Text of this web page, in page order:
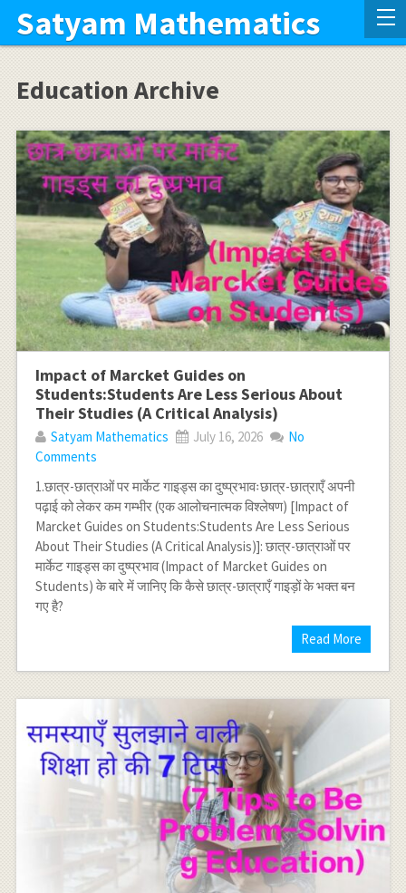
Satyam Mathematics
Education Archive
Impact of Marcket Guides on
Students:Students Are Less Serious About
Their Studies (A Critical Analysis)
Satyam Mathematics July 16, 2026
No
Comments
1.छात्र-छात्राओं पर मार्केट गाइड्स का दुष्प्रभावःछात्र-छात्राएँ अपनी
पढ़ाई को लेकर कम गम्भीर (एक आलोचनात्मक विश्लेषण) [Impact of
Marcket Guides on Students:Students Are Less Serious
About Their Studies (A Critical Analysis)]: छात्र-छात्राओं पर
मार्केट गाइड्स का दुष्प्रभाव (Impact of Marcket Guides on
Students) के बारे में जानिए कि कैसे छात्र-छात्राएँ गाइड़ों के भक्त बन
गए है?
Read More